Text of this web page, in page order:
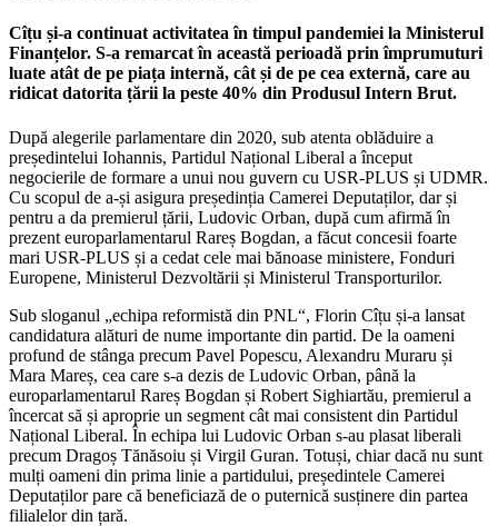
Cîțu și-a continuat activitatea în timpul pandemiei la Ministerul
Finanțelor. S-a remarcat în această perioadă prin împrumuturi
luate atât de pe piața internă, cât și de pe cea externă, care au
ridicat datorita țării la peste 40% din Produsul Intern Brut.
După alegerile parlamentare din 2020, sub atenta oblăduire a
președintelui Iohannis, Partidul Național Liberal a început
negocierile de formare a unui nou guvern cu USR-PLUS și UDMR.
Cu scopul de a-și asigura președinția Camerei Deputaților, dar și
pentru a da premierul țării, Ludovic Orban, după cum afirmă în
prezent europarlamentarul Rareș Bogdan, a făcut concesii foarte
mari USR-PLUS și a cedat cele mai bănoase ministere, Fonduri
Europene, Ministerul Dezvoltării și Ministerul Transporturilor.
Sub sloganul „echipa reformistă din PNL“, Florin Cîțu și-a lansat
candidatura alături de nume importante din partid. De la oameni
profund de stânga precum Pavel Popescu, Alexandru Muraru și
Mara Mareș, cea care s-a dezis de Ludovic Orban, până la
europarlamentarul Rareș Bogdan și Robert Sighiartău, premierul a
încercat să și aproprie un segment cât mai consistent din Partidul
Național Liberal. În echipa lui Ludovic Orban s-au plasat liberali
precum Dragoș Tănăsoiu și Virgil Guran. Totuși, chiar dacă nu sunt
mulți oameni din prima linie a partidului, președintele Camerei
Deputaților pare că beneficiază de o puternică susținere din partea
filialelor din țară.